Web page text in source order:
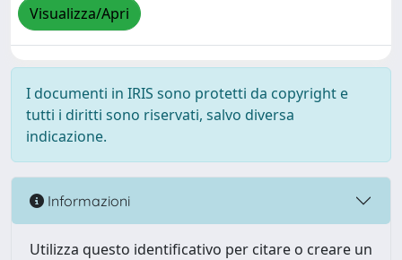
Visualizza/Apri
I documenti in IRIS sono protetti da copyright e
tutti i diritti sono riservati, salvo diversa
indicazione.
Informazioni
Utilizza questo identificativo per citare o creare un